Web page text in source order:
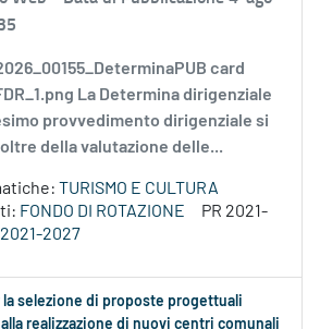
card
La Determina dirigenziale
provvedimento dirigenziale si
della valutazione delle...
TURISMO E CULTURA
FONDO DI ROTAZIONE
PR 2021-
2021-2027
la selezione di proposte progettuali
realizzazione di nuovi centri comunali